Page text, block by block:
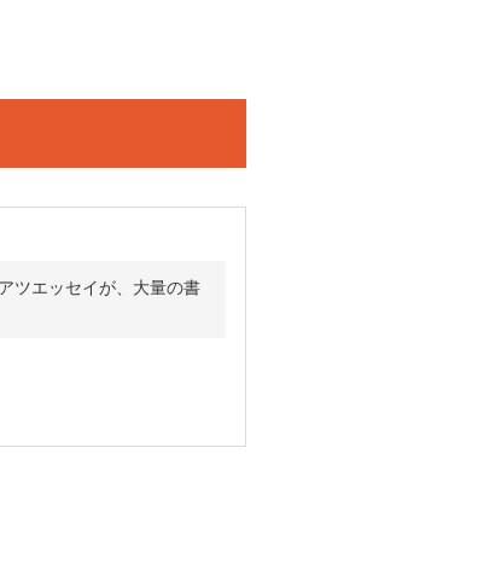
ツエッセイが、大量の書